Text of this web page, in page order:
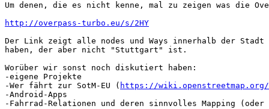
Um denen, die es nicht kenne, mal zu zeigen was die
http://overpass-turbo.eu/s/2HY
Der Link zeigt alle nodes und Ways innerhalb der
haben, der aber nicht "Stuttgart" ist.
Worüber wir sonst noch diskutiert haben:
-eigene Projekte
-Wer fährt zur SotM-EU ( https://wiki.openstreetmap.org/
-Android-Apps
-Fahrrad-Relationen und deren sinnvolles Mapping